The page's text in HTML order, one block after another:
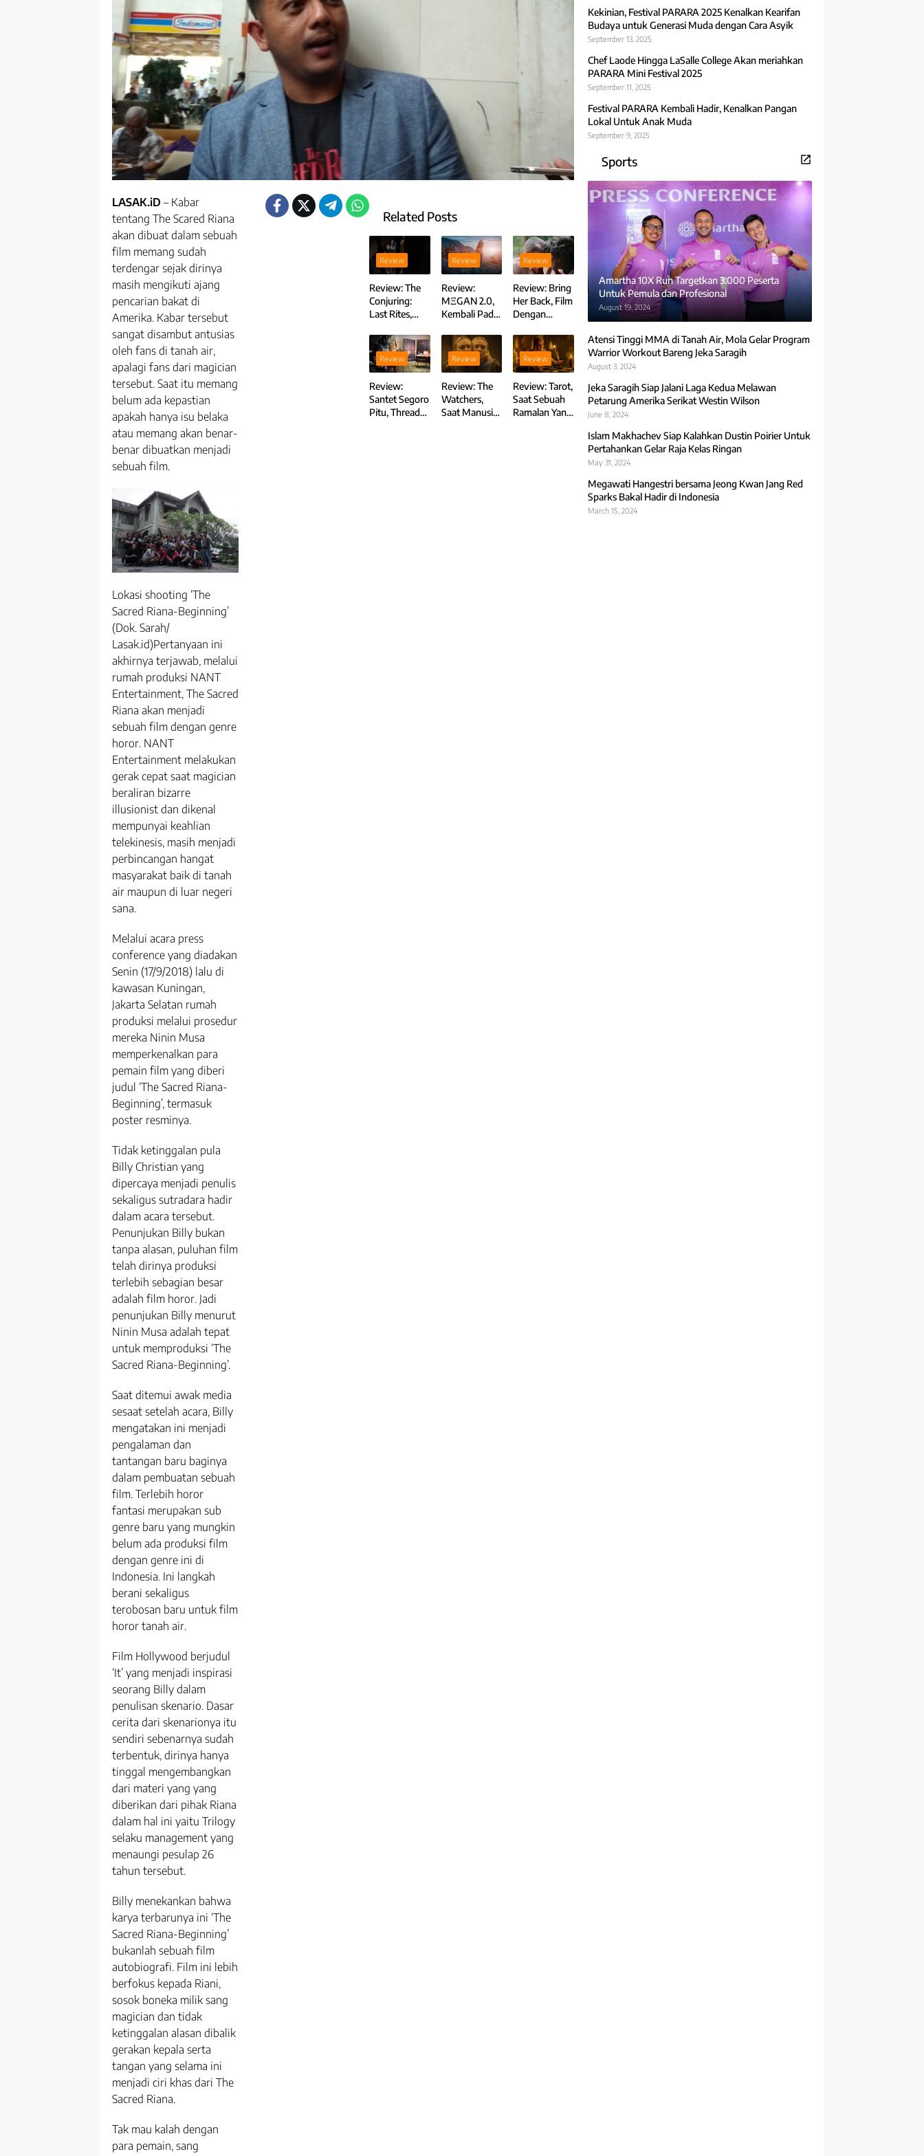
LASAK.iD – Kabar
tentang The Scared Riana
akan dibuat dalam sebuah
film memang sudah
terdengar sejak dirinya
masih mengikuti ajang
pencarian bakat di
Amerika. Kabar tersebut
sangat disambut antusias
oleh fans di tanah air,
apalagi fans dari magician
tersebut. Saat itu memang
belum ada kepastian
apakah hanya isu belaka
atau memang akan benar-
benar dibuatkan menjadi
sebuah film.
Lokasi shooting ‘The
Sacred Riana-Beginning’
(Dok. Sarah/
Lasak.id)Pertanyaan ini
akhirnya terjawab, melalui
rumah produksi NANT
Entertainment, The Sacred
Riana akan menjadi
sebuah film dengan genre
horor. NANT
Entertainment melakukan
gerak cepat saat magician
beraliran bizarre
illusionist dan dikenal
mempunyai keahlian
telekinesis, masih menjadi
perbincangan hangat
masyarakat baik di tanah
air maupun di luar negeri
sana.
Melalui acara press
conference yang diadakan
Senin (17/9/2018) lalu di
kawasan Kuningan,
Jakarta Selatan rumah
produksi melalui prosedur
mereka Ninin Musa
memperkenalkan para
pemain film yang diberi
judul ‘The Sacred Riana-
Beginning’, termasuk
poster resminya.
Tidak ketinggalan pula
Billy Christian yang
dipercaya menjadi penulis
sekaligus sutradara hadir
dalam acara tersebut.
Penunjukan Billy bukan
tanpa alasan, puluhan film
telah dirinya produksi
terlebih sebagian besar
adalah film horor. Jadi
penunjukan Billy menurut
Ninin Musa adalah tepat
untuk memproduksi ‘The
Sacred Riana-Beginning’.
Saat ditemui awak media
sesaat setelah acara, Billy
mengatakan ini menjadi
pengalaman dan
tantangan baru baginya
dalam pembuatan sebuah
film. Terlebih horor
fantasi merupakan sub
genre baru yang mungkin
belum ada produksi film
dengan genre ini di
Indonesia. Ini langkah
berani sekaligus
terobosan baru untuk film
horor tanah air.
Film Hollywood berjudul
‘It’ yang menjadi inspirasi
seorang Billy dalam
penulisan skenario. Dasar
cerita dari skenarionya itu
sendiri sebenarnya sudah
terbentuk, dirinya hanya
tinggal mengembangkan
dari materi yang yang
diberikan dari pihak Riana
dalam hal ini yaitu Trilogy
selaku management yang
menaungi pesulap 26
tahun tersebut.
Billy menekankan bahwa
karya terbarunya ini ‘The
Sacred Riana-Beginning’
bukanlah sebuah film
autobiografi. Film ini lebih
berfokus kepada Riani,
sosok boneka milik sang
magician dan tidak
ketinggalan alasan dibalik
gerakan kepala serta
tangan yang selama ini
menjadi ciri khas dari The
Sacred Riana.
Tak mau kalah dengan
para pemain, sang
Related Posts
Review
Review: The
Conjuring:
Last Rites,
Petualangan
Ed dan
Lorraine
Review
Review:
MΞGAN 2.0,
Kembali Pada
Sama Namun
Dengan
Sensasi Baru
Review
Review: Bring
Her Back, Film
Dengan
Brutal Yang
Lahir Dari
Kesederhanaa
Review
Review:
Santet Segoro
Pitu, Thread
Review
Review: The
Watchers,
Saat Manusia
Review
Review: Tarot,
Saat Sebuah
Ramalan Yang
Kekinian, Festival PARARA 2025 Kenalkan Kearifan
Budaya untuk Generasi Muda dengan Cara Asyik
September 13, 2025
Chef Laode Hingga LaSalle College Akan meriahkan
PARARA Mini Festival 2025
September 11, 2025
Festival PARARA Kembali Hadir, Kenalkan Pangan
Lokal Untuk Anak Muda
September 9, 2025
Sports
Amartha 10X Run Targetkan 3.000 Peserta
Untuk Pemula dan Profesional
August 19, 2024
Atensi Tinggi MMA di Tanah Air, Mola Gelar Program
Warrior Workout Bareng Jeka Saragih
August 3, 2024
Jeka Saragih Siap Jalani Laga Kedua Melawan
Petarung Amerika Serikat Westin Wilson
June 8, 2024
Islam Makhachev Siap Kalahkan Dustin Poirier Untuk
Pertahankan Gelar Raja Kelas Ringan
May 31, 2024
Megawati Hangestri bersama Jeong Kwan Jang Red
Sparks Bakal Hadir di Indonesia
March 15, 2024